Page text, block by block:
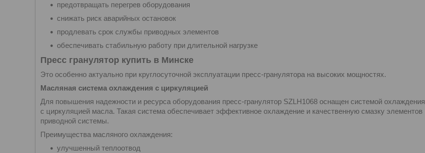
предотвращать перегрев оборудования
снижать риск аварийных остановок
продлевать срок службы приводных элементов
обеспечивать стабильную работу при длительной нагрузке
Пресс гранулятор купить в Минске
Это особенно актуально при круглосуточной эксплуатации пресс-гранулятора на высоких мощностях.
Масляная система охлаждения с циркуляцией
Для повышения надежности и ресурса оборудования пресс-гранулятор SZLH1068 оснащен системой охлаждения
с циркуляцией масла. Такая система обеспечивает эффективное охлаждение и качественную смазку элементов
приводной системы.
Преимущества масляного охлаждения:
улучшенный теплоотвод